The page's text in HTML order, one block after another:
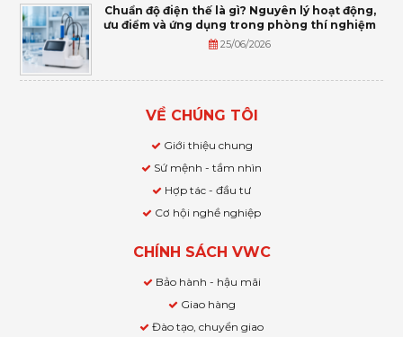
Chuẩn độ điện thế là gì? Nguyên lý hoạt động,
ưu điểm và ứng dụng trong phòng thí nghiệm
25/06/2026
VỀ CHÚNG TÔI
Giới thiệu chung
Sứ mệnh - tầm nhìn
Hợp tác - đầu tư
Cơ hội nghề nghiệp
CHÍNH SÁCH VWC
Bảo hành - hậu mãi
Giao hàng
Đào tạo, chuyển giao